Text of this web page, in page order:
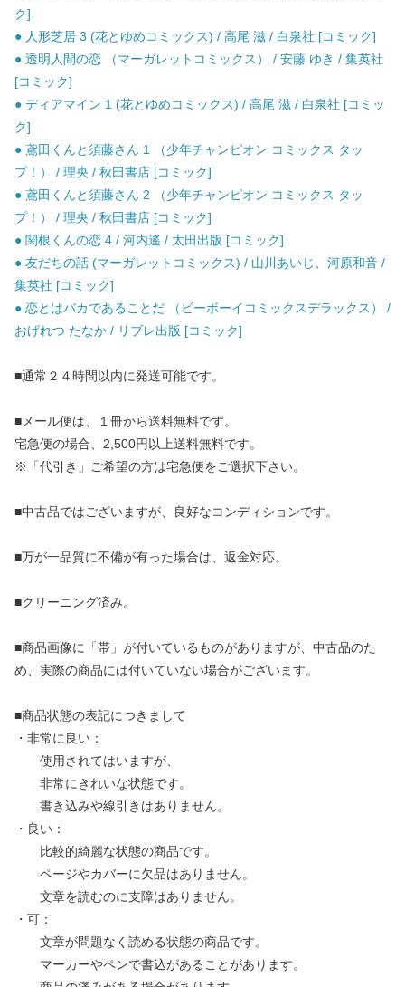
ク]
● 人形芝居 3 (花とゆめコミックス) / 高尾 滋 / 白泉社 [コミック]
● 透明人間の恋 （マーガレットコミックス） / 安藤 ゆき / 集英社
[コミック]
● ディアマイン 1 (花とゆめコミックス) / 高尾 滋 / 白泉社 [コミッ
ク]
● 鳶田くんと須藤さん 1 （少年チャンピオン コミックス タッ
プ！） / 理央 / 秋田書店 [コミック]
● 鳶田くんと須藤さん 2 （少年チャンピオン コミックス タッ
プ！） / 理央 / 秋田書店 [コミック]
● 関根くんの恋 4 / 河内遙 / 太田出版 [コミック]
● 友だちの話 (マーガレットコミックス) / 山川あいじ、河原和音 /
集英社 [コミック]
● 恋とはバカであることだ （ビーボーイコミックスデラックス） /
おげれつ たなか / リブレ出版 [コミック]
■通常２４時間以内に発送可能です。
■メール便は、１冊から送料無料です。
宅急便の場合、2,500円以上送料無料です。
※「代引き」ご希望の方は宅急便をご選択下さい。
■中古品ではございますが、良好なコンディションです。
■万が一品質に不備が有った場合は、返金対応。
■クリーニング済み。
■商品画像に「帯」が付いているものがありますが、中古品のた
め、実際の商品には付いていない場合がございます。
■商品状態の表記につきまして
・非常に良い：
使用されてはいますが、
非常にきれいな状態です。
書き込みや線引きはありません。
・良い：
比較的綺麗な状態の商品です。
ページやカバーに欠品はありません。
文章を読むのに支障はありません。
・可：
文章が問題なく読める状態の商品です。
マーカーやペンで書込があることがあります。